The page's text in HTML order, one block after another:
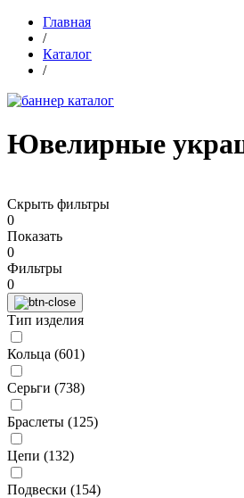
Главная
/
Каталог
/
Ювелирные
Скрыть фильтры
0
Показать
0
Фильтры
0
Тип изделия
Кольца (601)
Серьги (738)
Браслеты (125)
Цепи (132)
Подвески (154)